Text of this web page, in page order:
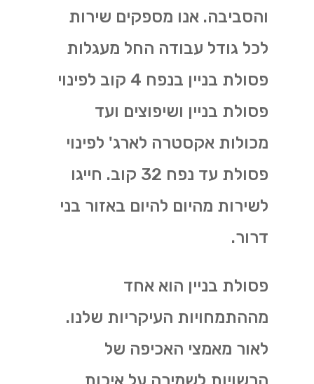
והסביבה. אנו מספקים שירות
לכל גודל עבודה החל מעגלות
פסולת בניין בנפח 4 קוב לפינוי
פסולת בניין ושיפוצים ועד
מכולות אקסטרה לארג' לפינוי
פסולת עד נפח 32 קוב. חייגו
לשירות מהיום להיום באזור בני
דרור.
פסולת בניין הוא אחד
מההתמחויות העיקריות שלנו.
לאור מאמצי האכיפה של